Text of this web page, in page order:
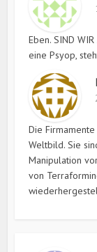
Eben. SIND
eine Psyop,
Die
Weltbild. Sie
Manipulation
von